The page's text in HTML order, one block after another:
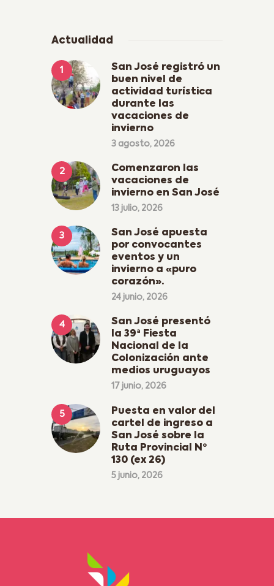
Actualidad
San José registró un
buen nivel de
actividad turística
durante las
vacaciones de
invierno
3 agosto, 2026
Comenzaron las
vacaciones de
invierno en San José
13 julio, 2026
San José apuesta
por convocantes
eventos y un
invierno a «puro
corazón».
24 junio, 2026
San José presentó
la 39ª Fiesta
Nacional de la
Colonización ante
medios uruguayos
17 junio, 2026
Puesta en valor del
cartel de ingreso a
San José sobre la
Ruta Provincial Nº
130 (ex 26)
5 junio, 2026